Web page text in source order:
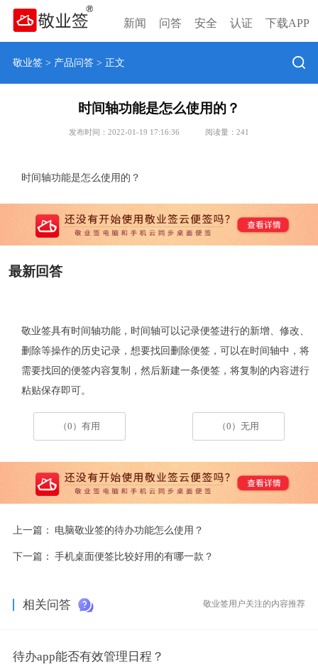
新闻 问答 安全 认证 下载APP
敬业签> 产品问答> 正文
时间轴功能是怎么使用的？
发布时间：2022-01-19 17:16:36 阅读量： 241
时间轴功能是怎么使用的？
最新回答
敬业签具有时间轴功能，时间轴可以记录便签进行的新增、修改、
删除等操作的历史记录，想要找回删除便签，可以在时间轴中，将
需要找回的便签内容复制，然后新建一条便签，将复制的内容进行
粘贴保存即可。
（0）有用 （0）无用
上一篇： 电脑敬业签的待办功能怎么使用？
下一篇： 手机桌面便签比较好用的有哪一款？
相关问答 敬业签用户关注的内容推荐
待办app能否有效管理日程？